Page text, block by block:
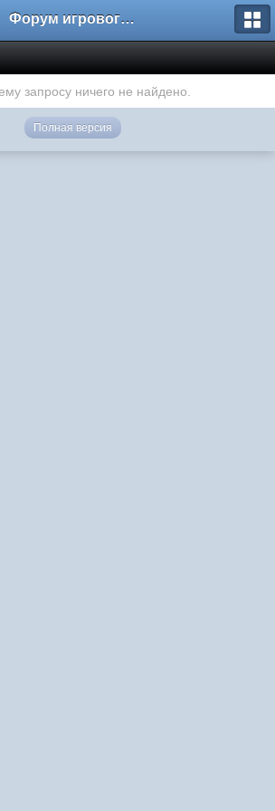
Форум игрового проекта Riverrise
запросу ничего не найдено.
Полная версия